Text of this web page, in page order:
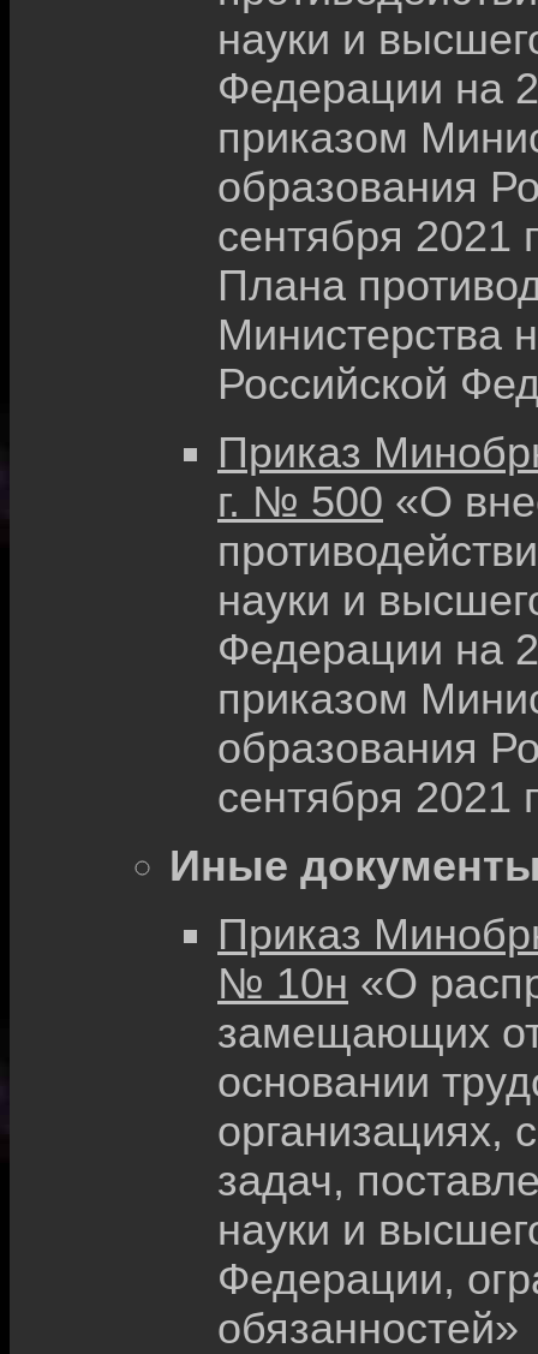
науки и
Федерации на
приказом
образования
сентября
Плана
Министерства
Российской
Приказ
г. № 500 «О
науки и
Федерации на
приказом
образования
сентября 2021
Иные
Приказ
№ 10н «О
замещающих
основании
организациях,
задач,
науки и
Федерации,
обязанностей»